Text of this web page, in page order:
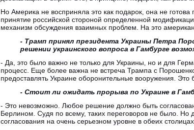
Но Америка не восприняла это как подарок, она не
принятие российской стороной определенной
механизм обсуждения взаимных проблем. На это
- Трамп принял президента Украины Петра
решении украинского вопроса в Гамбурге
- Да, это было важно не только для Украины, но и для
процесс. Еще более важна не встреча Трампа с
предоставлять Украине оборонительные вооружения.
- Стоит ли ожидать прорыва по Украине в
- Это невозможно. Любое решение должно быть
Берлином. Судя по всему, таких переговоров не было. Но
согласования на очень серьезном уровне в обеих